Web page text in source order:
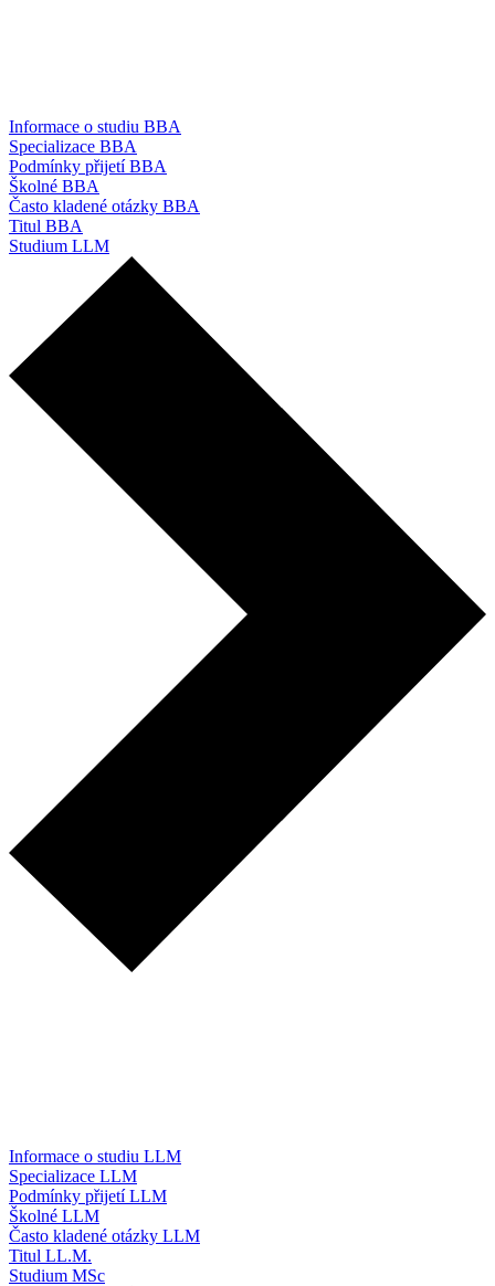
Informace o studiu BBA
Specializace BBA
Podmínky přijetí BBA
Školné BBA
Často kladené otázky BBA
Titul BBA
Studium LLM
Informace o studiu LLM
Specializace LLM
Podmínky přijetí LLM
Školné LLM
Často kladené otázky LLM
Titul LL.M.
Studium MSc